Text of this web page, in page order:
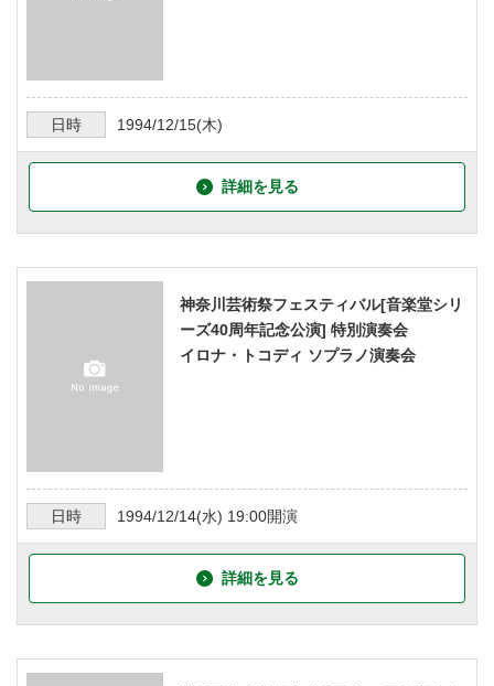
日時 1994/12/15(木)
詳細を見る
神奈川芸術祭フェスティバル[音楽堂シリ
ーズ40周年記念公演] 特別演奏会
イロナ・トコディ ソプラノ演奏会
日時 1994/12/14(水) 19:00開演
詳細を見る